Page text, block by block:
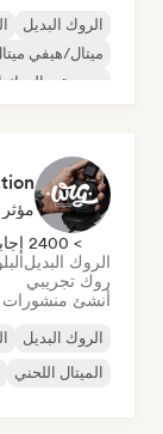
الروك البديل
ميتال/هيفي
موسيقى الروك
> 2400 إجابة تم تقديمها
الروك البديل
روك تجريبي
أنشئ منشورات
الروك البديل
الميتال اللحني